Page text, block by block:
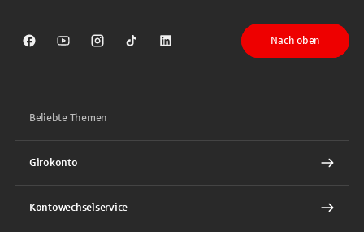
Sparkasse auf Facebook
Sparkasse auf Youtube
Sparkasse auf Instagram
Sparkasse auf TikTok
Sparkasse auf LinkedIn
Nach oben
Beliebte Themen
Girokonto
Kontowechselservice